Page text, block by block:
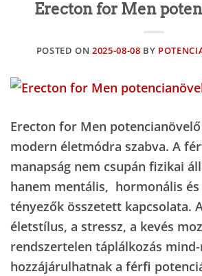
Erecton for Men
POSTED ON2025-08-08 BY
Erecton for Men
modern életmódra szabva. A
manapság nem csupán fizikai
hanem mentális, hormonális
tényezők összetett kapcsolata.
életstílus, a stressz, a kevés
rendszertelen táplálkozás
hozzájárulhatnak a férfi